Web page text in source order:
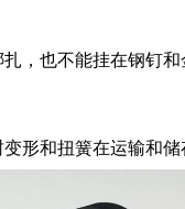
，也不能挂在钢钉
形和扭簧在运输和储